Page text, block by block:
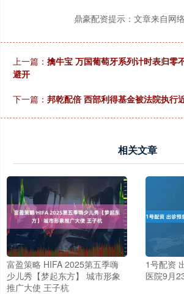
鼎豪配资提示：文章来自网
上一篇： 擒牛宝 万国葡萄牙系列计时表归零
避开
下一篇： 邦乾配倍 西部利得基金被法院执行
相关文章
富盈策略 HIFA 2025第五季嗨
少儿秀【梦起东方】 城市形象
推广大使 王子杭
1号配资
医院9月